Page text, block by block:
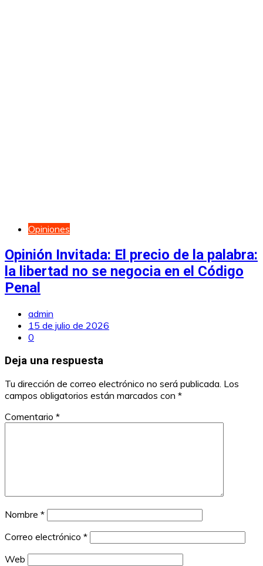
Opiniones
Opinión Invitada: El precio de la palabra:
la libertad no se negocia en el Código
Penal
admin
15 de julio de 2026
0
Deja una respuesta
Tu dirección de correo electrónico no será publicada. Los
campos obligatorios están marcados con *
Comentario *
Nombre *
Correo electrónico *
Web